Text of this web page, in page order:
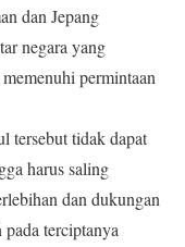
dan Jepang
negara yang
permintaan
tersebut tidak dapat
harus saling
dan dukungan
terciptanya